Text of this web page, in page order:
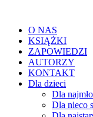
O NAS
KSIĄŻKI
ZAPOWIEDZI
AUTORZY
KONTAKT
Dla dzieci
Dla
Dla nieco